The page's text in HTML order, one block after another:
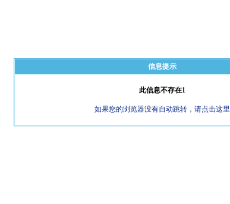
信息提示
此信息不存在1
如果您的浏览器没有自动跳转，请点击这里